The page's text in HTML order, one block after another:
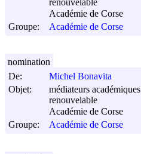
renouvelable
Académie de Corse
Groupe:
Académie de Corse
De:
Michel Bonavita
Objet:
médiateurs académiques
renouvelable
Académie de Corse
Groupe:
Académie de Corse
nomination